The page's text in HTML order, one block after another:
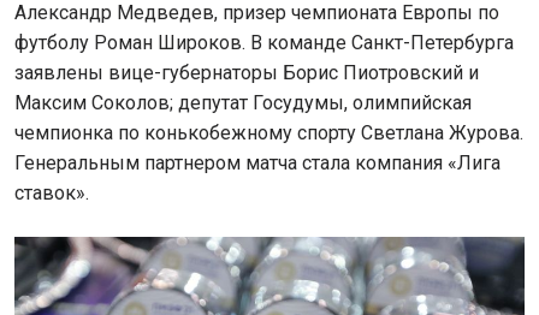
Александр Медведев, призер чемпионата Европы по
футболу Роман Широков. В команде Санкт-Петербурга
заявлены вице-губернаторы Борис Пиотровский и
Максим Соколов; депутат Госудумы, олимпийская
чемпионка по конькобежному спорту Светлана Журова.
Генеральным партнером матча стала компания «Лига
ставок».